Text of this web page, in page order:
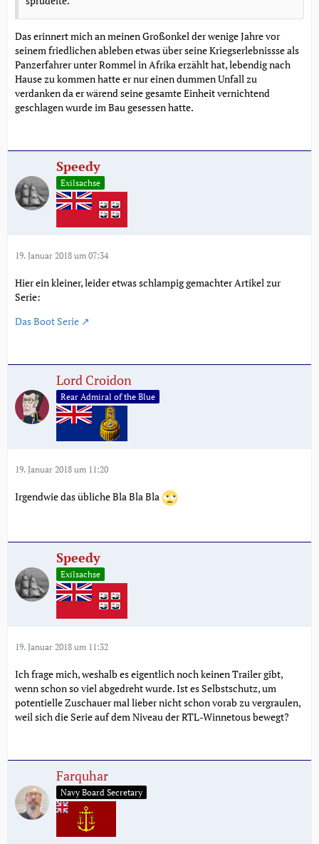
Das erinnert mich an meinen Großonkel der wenige Jahre vor
seinem friedlichen ableben etwas über seine Kriegserlebnissse als
Panzerfahrer unter Rommel in Afrika erzählt hat, lebendig nach
Hause zu kommen hatte er nur einen dummen Unfall zu
verdanken da er wärend seine gesamte Einheit vernichtend
geschlagen wurde im Bau gesessen hatte.
Speedy
Exilsachse
19. Januar 2018 um 07:34
Hier ein kleiner, leider etwas schlampig gemachter Artikel zur
Serie:
Das Boot Serie
Lord Croidon
Rear Admiral of the Blue
19. Januar 2018 um 11:20
Irgendwie das übliche Bla Bla Bla
Speedy
Exilsachse
19. Januar 2018 um 11:32
Ich frage mich, weshalb es eigentlich noch keinen Trailer gibt,
wenn schon so viel abgedreht wurde. Ist es Selbstschutz, um
potentielle Zuschauer mal lieber nicht schon vorab zu vergraulen,
weil sich die Serie auf dem Niveau der RTL-Winnetous bewegt?
Farquhar
Navy Board Secretary